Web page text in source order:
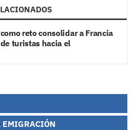
reto consolidar a Francia
turistas hacia el
EMIGRACIÓN